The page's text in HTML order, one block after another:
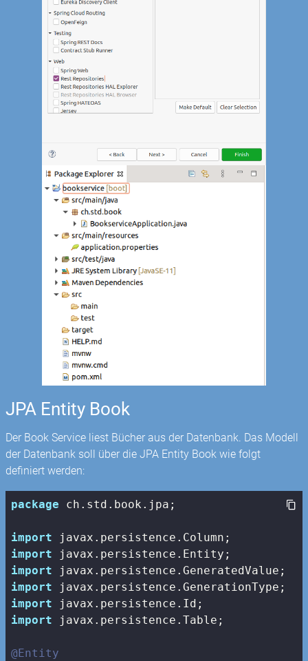
JPA Entity Book
Der Book Service liest Bücher aus der Datenbank. Das Modell
der Datenbank soll über die JPA Entity Book wie folgt
definiert werden:
package ch.std.book.jpa;
import
import
import
import
import
import javax.persistence.Table;
@Entity